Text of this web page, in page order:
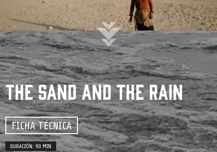
The Sand and The rain
FICHA TÉCNICA
DURACIÓN: 90 MIN